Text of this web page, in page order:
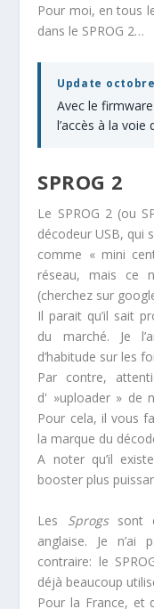
Pour moi, en tous
dans le SPROG 2…
Update
Avec le
l’accès à la
SPROG 2
Le SPROG 2 (ou
décodeur USB, qui
comme « mini
réseau, mais ce
(cherchez sur
Il parait qu’il sait
du marché. Je
d’habitude sur les
Par contre,
d' »uploader » de
Pour cela, il vous
la marque du
A noter qu’il
booster plus
Les Sprogssont
anglaise. Je n’ai
contraire: le
déjà beaucoup
Pour la France, et